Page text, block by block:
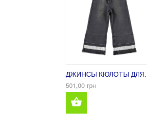
ДЖИНСЫ КЮЛОТЫ ДЛЯ...
501,00 грн